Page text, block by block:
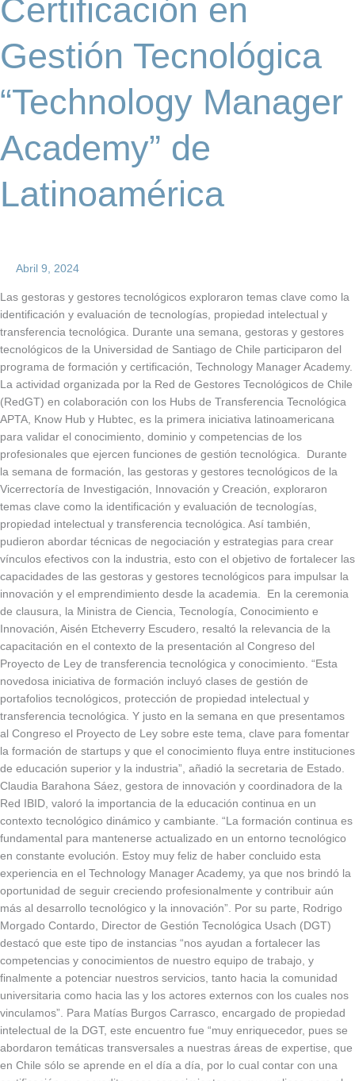
Certificación en
Gestión Tecnológica
“Technology Manager
Academy” de
Latinoamérica
Abril 9, 2024
Las gestoras y gestores tecnológicos exploraron temas clave como la
identificación y evaluación de tecnologías, propiedad intelectual y
transferencia tecnológica. Durante una semana, gestoras y gestores
tecnológicos de la Universidad de Santiago de Chile participaron del
programa de formación y certificación, Technology Manager Academy.
La actividad organizada por la Red de Gestores Tecnológicos de Chile
(RedGT) en colaboración con los Hubs de Transferencia Tecnológica
APTA, Know Hub y Hubtec, es la primera iniciativa latinoamericana
para validar el conocimiento, dominio y competencias de los
profesionales que ejercen funciones de gestión tecnológica. Durante
la semana de formación, las gestoras y gestores tecnológicos de la
Vicerrectoría de Investigación, Innovación y Creación, exploraron
temas clave como la identificación y evaluación de tecnologías,
propiedad intelectual y transferencia tecnológica. Así también,
pudieron abordar técnicas de negociación y estrategias para crear
vínculos efectivos con la industria, esto con el objetivo de fortalecer las
capacidades de las gestoras y gestores tecnológicos para impulsar la
innovación y el emprendimiento desde la academia. En la ceremonia
de clausura, la Ministra de Ciencia, Tecnología, Conocimiento e
Innovación, Aisén Etcheverry Escudero, resaltó la relevancia de la
capacitación en el contexto de la presentación al Congreso del
Proyecto de Ley de transferencia tecnológica y conocimiento. “Esta
novedosa iniciativa de formación incluyó clases de gestión de
portafolios tecnológicos, protección de propiedad intelectual y
transferencia tecnológica. Y justo en la semana en que presentamos
al Congreso el Proyecto de Ley sobre este tema, clave para fomentar
la formación de startups y que el conocimiento fluya entre instituciones
de educación superior y la industria”, añadió la secretaria de Estado.
Claudia Barahona Sáez, gestora de innovación y coordinadora de la
Red IBID, valoró la importancia de la educación continua en un
contexto tecnológico dinámico y cambiante. “La formación continua es
fundamental para mantenerse actualizado en un entorno tecnológico
en constante evolución. Estoy muy feliz de haber concluido esta
experiencia en el Technology Manager Academy, ya que nos brindó la
oportunidad de seguir creciendo profesionalmente y contribuir aún
más al desarrollo tecnológico y la innovación”. Por su parte, Rodrigo
Morgado Contardo, Director de Gestión Tecnológica Usach (DGT)
destacó que este tipo de instancias “nos ayudan a fortalecer las
competencias y conocimientos de nuestro equipo de trabajo, y
finalmente a potenciar nuestros servicios, tanto hacia la comunidad
universitaria como hacia las y los actores externos con los cuales nos
vinculamos”. Para Matías Burgos Carrasco, encargado de propiedad
intelectual de la DGT, este encuentro fue “muy enriquecedor, pues se
abordaron temáticas transversales a nuestras áreas de expertise, que
en Chile sólo se aprende en el día a día, por lo cual contar con una
Latinoamérica